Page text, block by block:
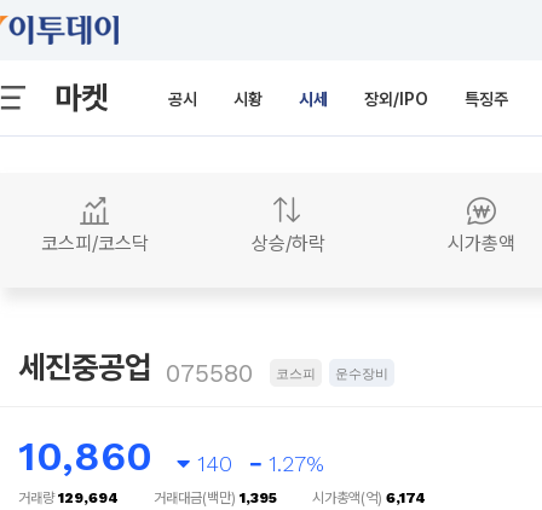
마켓 공시 시황 시세 장외/IPO 특징주
코스피/코스닥 상승/하락 시가총액
세진중공업 075580 코스피 운수장비
10,860 140 1.27%
거래량129,694 거래대금(백만) 1,395 시가총액(억) 6,174